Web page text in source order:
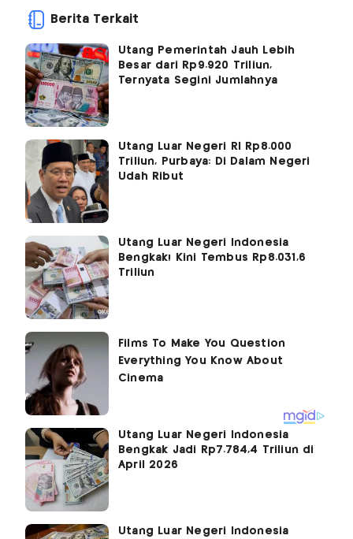
Berita Terkait
Utang Pemerintah Jauh Lebih
Besar dari Rp9.920 Triliun,
Ternyata Segini Jumlahnya
Utang Luar Negeri RI Rp8.000
Triliun, Purbaya: Di Dalam Negeri
Udah Ribut
Utang Luar Negeri Indonesia
Bengkak! Kini Tembus Rp8.031,6
Triliun
Utang Luar Negeri Indonesia
Bengkak Jadi Rp7.784,4 Triliun di
April 2026
Utang Luar Negeri Indonesia